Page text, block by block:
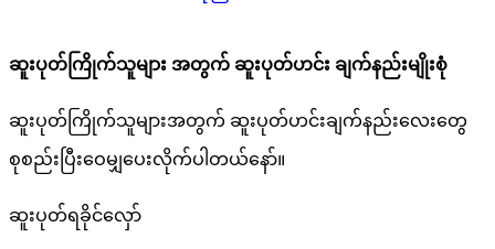
ဆူးပုတ်ကြိုက်သူများ အတွက် ဆူးပုတ်ဟင်း ချက်နည်းမျိုးစုံ
ဆူးပုတ်ကြိုက်သူများအတွက် ဆူးပုတ်ဟင်းချက်နည်းလေးတွေ
စုစည်းပြီးဝေမျှပေးလိုက်ပါတယ်နော်။
ဆူးပုတ်ရခိုင်လှော်